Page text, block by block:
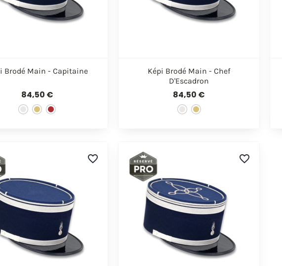
Aperçu rapide
Brodé Main - Capitaine
84,50 €
Aperçu rapide
Képi Brodé Main - Chef
D'Escadron
84,50 €
favorite_border favorite_border